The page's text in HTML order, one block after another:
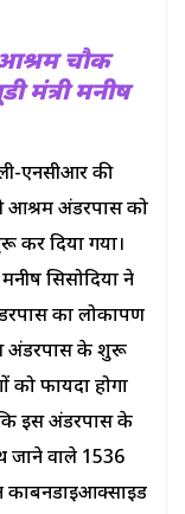
चौक
मंत्री मनीष
एनसीआर की
आश्रम अंडरपास को
दिया गया।
सिसोदिया ने
का लोकार्पण
अंडरपास के शुरू
को फायदा होगा
इस अंडरपास के
जाने वाले 1536
कार्बनडाईआक्साइड